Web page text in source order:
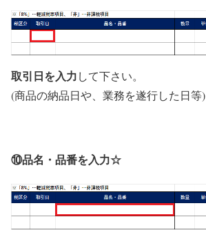
取引日を入力して下さい。
(商品の納品日や、業務を遂行した日等)
⑩品名・品番を入力☆